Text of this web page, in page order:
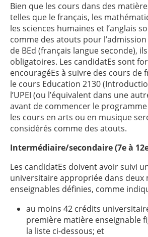
Bien que les cours dans des
telles que le français, les
les sciences humaines et l’anglais
comme des atouts pour
de BEd (français langue seconde),
obligatoires. Les candidatEs sont
encouragéEs à suivre des cours de
le cours Education 2130
l’UPEI (ou l’équivalent dans une
avant de commencer le programme
les cours en arts ou en musique
considérés comme des atouts.
Intermédiaire/secondaire (7e à
Les candidatEs doivent avoir suivi
universitaire appropriée dans deux
enseignables définies, comme
au moins 42 crédits
première matière enseignable
la liste ci-dessous; et